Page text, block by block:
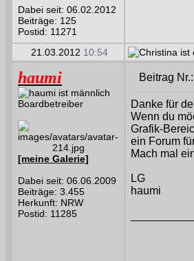
Dabei seit: 06.02.2012
Beiträge: 125
Postid: 11271
21.03.2012 10:54
haumi
Boardbetreiber
[meine Galerie]
Dabei seit: 06.06.2009
Beiträge: 3.455
Herkunft: NRW
Postid: 11285
Beitrag
Danke für
Wenn du
Grafik-
ein Forum
Mach mal
LG
haumi